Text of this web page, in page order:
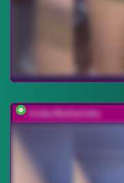
Iriska-Barbariska